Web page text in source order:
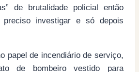
de brutalidade policial então
investigar e só depois
papel de incendiário de serviço,
de bombeiro vestido para